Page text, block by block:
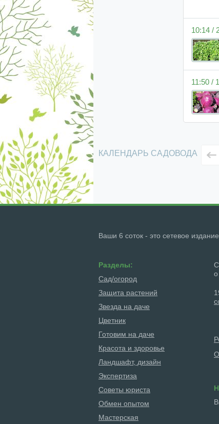
10:14 /
11:50 /
КАЛЕНДАРЬ САДОВОДА
Ваши 6 соток - это сетевое
Разделы:
Сад/огород
Защита растений
Звезда на даче
Цветник
Готовим на даче
Красота и здоровье
Ландшафт, дизайн
Экспертиза
Советы юриста
Обмен опытом
Мастерская